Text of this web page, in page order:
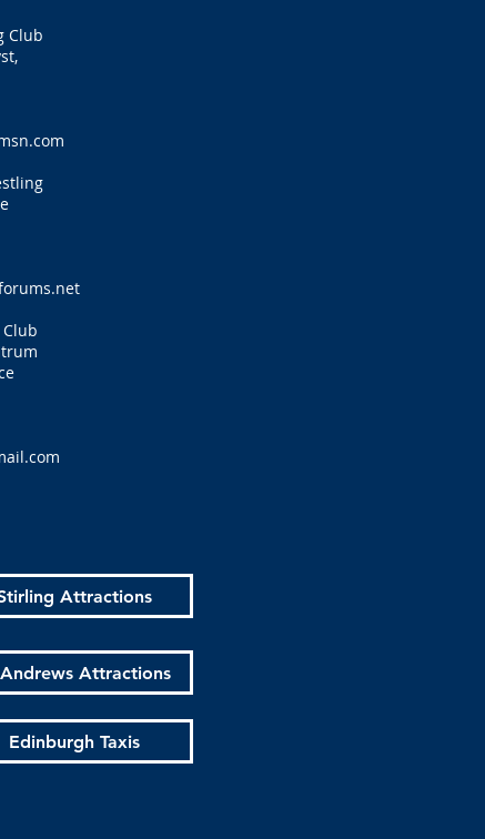
Club
Attractions
Attractions
Edinburgh Taxis